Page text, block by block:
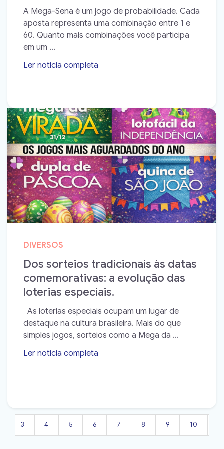
A Mega-Sena é um jogo de probabilidade. Cada
aposta representa uma combinação entre 1 e
60. Quanto mais combinações você participa
em um ...
Ler notícia completa
DIVERSOS
Dos sorteios tradicionais às datas
comemorativas: a evolução das
loterias especiais.
As loterias especiais ocupam um lugar de
destaque na cultura brasileira. Mais do que
simples jogos, sorteios como a Mega da ...
Ler notícia completa